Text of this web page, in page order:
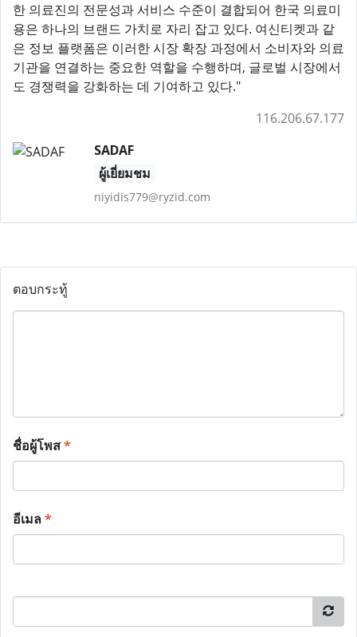
한 의료진의 전문성과 서비스 수준이 결합되어 한국 의료미
용은 하나의 브랜드 가치로 자리 잡고 있다. 여신티켓과 같
은 정보 플랫폼은 이러한 시장 확장 과정에서 소비자와 의료
기관을 연결하는 중요한 역할을 수행하며, 글로벌 시장에서
도 경쟁력을 강화하는 데 기여하고 있다."
116.206.67.177
SADAF
ผู้เยี่ยมชม
niyidis779@ryzid.com
ตอบกระทู้
ชื่อผู้โพส*
อีเมล*